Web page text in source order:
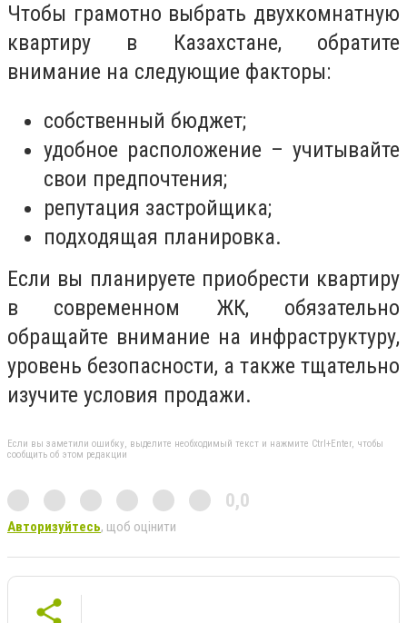
Чтобы грамотно выбрать двухкомнатную
квартиру в Казахстане, обратите
внимание на следующие факторы:
собственный бюджет;
удобное расположение – учитывайте
свои предпочтения;
репутация застройщика;
подходящая планировка.
Если вы планируете приобрести квартиру
в современном ЖК, обязательно
обращайте внимание на инфраструктуру,
уровень безопасности, а также тщательно
изучите условия продажи.
Если вы заметили ошибку, выделите необходимый текст и нажмите Ctrl+Enter, чтобы
сообщить об этом редакции
0,0
Авторизуйтесь, щоб оцінити